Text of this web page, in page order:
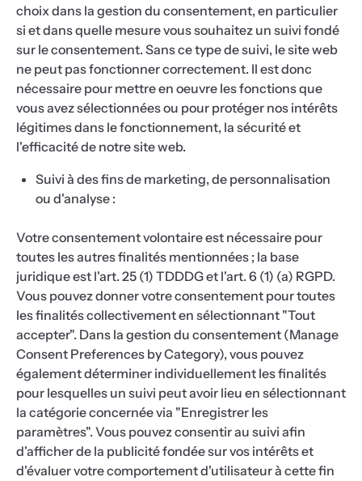
choix dans la gestion du consentement, en particulier
si et dans quelle mesure vous souhaitez un suivi fondé
sur le consentement. Sans ce type de suivi, le site web
ne peut pas fonctionner correctement. Il est donc
nécessaire pour mettre en oeuvre les fonctions que
vous avez sélectionnées ou pour protéger nos intérêts
légitimes dans le fonctionnement, la sécurité et
l'efficacité de notre site web.
Suivi à des fins de marketing, de personnalisation
ou d'analyse :
Votre consentement volontaire est nécessaire pour
toutes les autres finalités mentionnées ; la base
juridique est l'art. 25 (1) TDDDG et l'art. 6 (1) (a) RGPD.
Vous pouvez donner votre consentement pour toutes
les finalités collectivement en sélectionnant "Tout
accepter". Dans la gestion du consentement (Manage
Consent Preferences by Category), vous pouvez
également déterminer individuellement les finalités
pour lesquelles un suivi peut avoir lieu en sélectionnant
la catégorie concernée via "Enregistrer les
paramètres". Vous pouvez consentir au suivi afin
d'afficher de la publicité fondée sur vos intérêts et
d'évaluer votre comportement d'utilisateur à cette fin